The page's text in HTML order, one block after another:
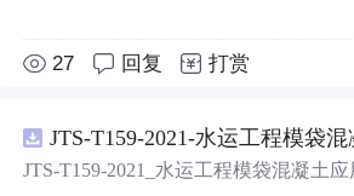
27 回复 打赏
JTS-T159-2021_水运工程模袋混凝土